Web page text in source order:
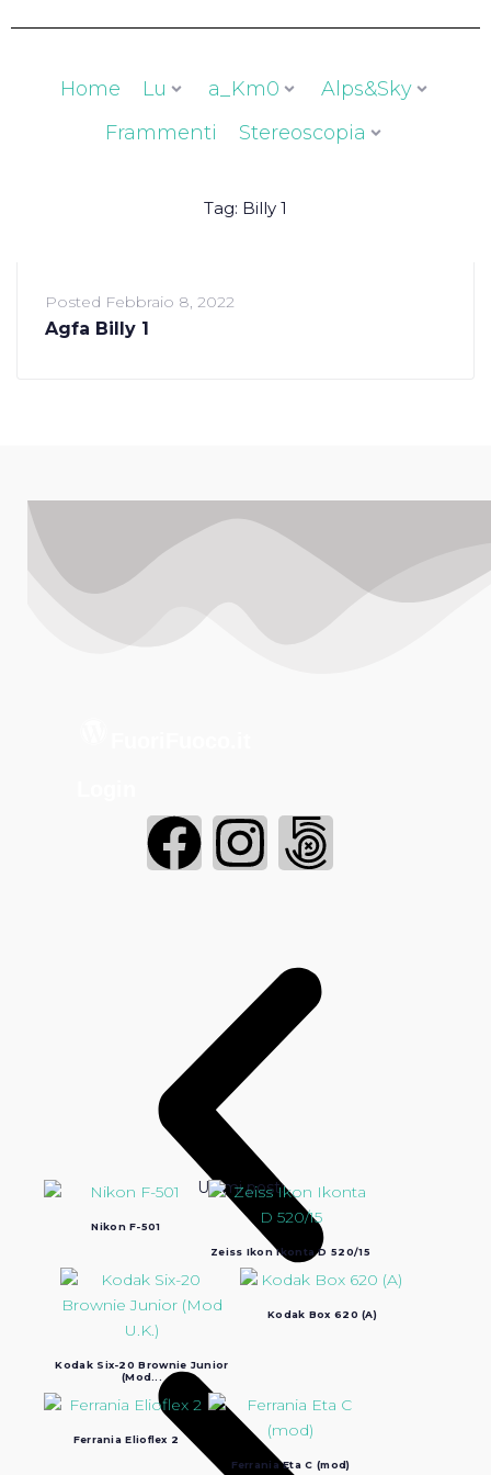
Home Lu a_Km0
Alps&Sky
Frammenti
Stereoscopia
Tag: Billy 1
Posted Febbraio 8, 2022
Agfa Billy 1
Ultimi post:
Nikon F-501
Zeiss Ikon Ikonta D 520/15
Kodak Six-20 Brownie Junior
(Mod...
Kodak Box 620 (A)
Ferrania Elioflex 2
Ferrania Eta C (mod)